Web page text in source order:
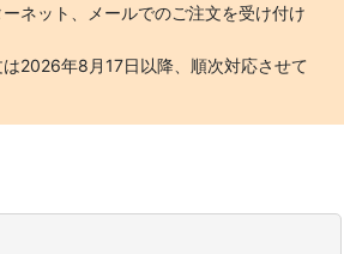
ネット、メールでのご注文を受け付け
2026年8月17日以降、順次対応させて